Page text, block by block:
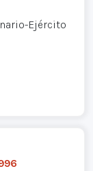
Ejército